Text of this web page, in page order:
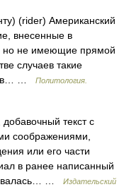
(rider) Американский
внесенные в
но не имеющие прямой
случаев такие
в… …
Политология.
текст с
соображениями,
или его части
в ранее написанный
…
Издательский